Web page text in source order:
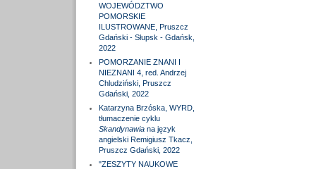
WOJEWÓDZTWO
POMORSKIE
ILUSTROWANE, Pruszcz
Gdański - Słupsk - Gdańsk,
2022
POMORZANIE ZNANI I
NIEZNANI 4, red. Andrzej
Chludziński, Pruszcz
Gdański, 2022
Katarzyna Brzóska, WYRD,
tłumaczenie cyklu
Skandynawiana język
angielski Remigiusz Tkacz,
Pruszcz Gdański, 2022
"ZESZYTY NAUKOWE